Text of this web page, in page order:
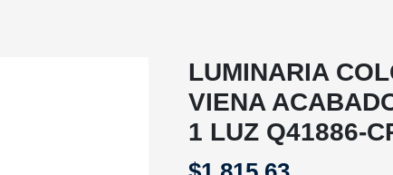
LUMINARIA
VIENA
1 LUZ Q41886-